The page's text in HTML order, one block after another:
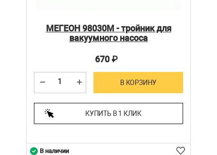
МЕГЕОН 98030М - тройник для
вакуумного насоса
670₽
В КОРЗИНУ
КУПИТЬ В 1 КЛИК
В наличии